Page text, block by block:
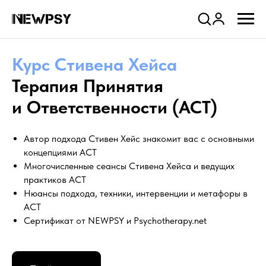
Курс Стивена Хейса
Терапия Принятия
и Ответственности (ACT)
Автор подхода Стивен Хейс знакомит вас с основными
концепциями ACT
Многочисленные сеансы Стивена Хейса и ведущих
практиков ACT
Нюансы подхода, техники, интервенции и метафоры в
ACT
Сертификат от NEWPSY и Psychotherapy.net